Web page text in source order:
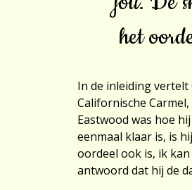
het
In de inleiding
Californische
Eastwood was hoe
eenmaal klaar is, is
oordeel ook is, ik kan
antwoord dat hij de